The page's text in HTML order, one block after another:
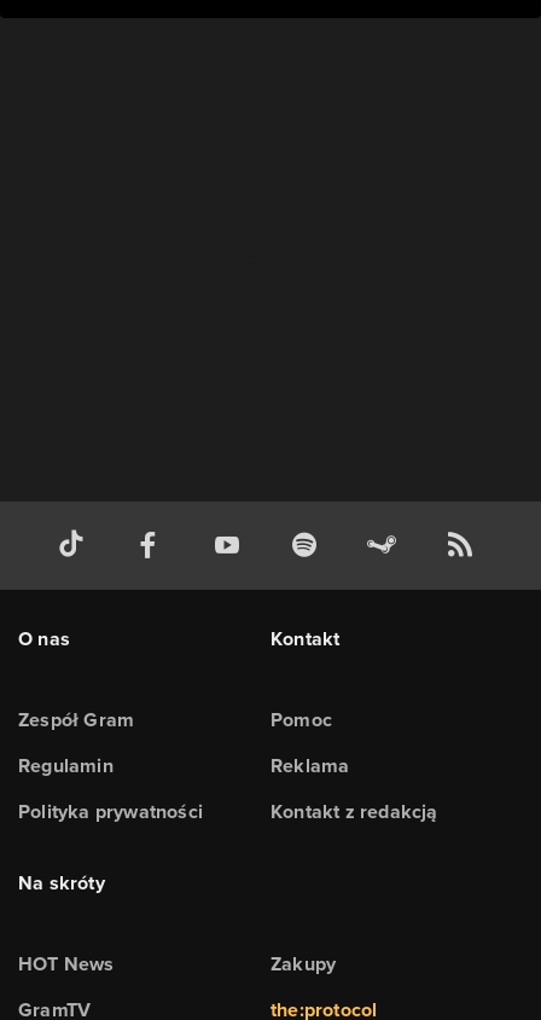
O nas
Zespół Gram
Regulamin
Polityka prywatności
Kontakt
Pomoc
Reklama
Kontakt z redakcją
Na skróty
HOT News
GramTV
Zakupy
the:protocol